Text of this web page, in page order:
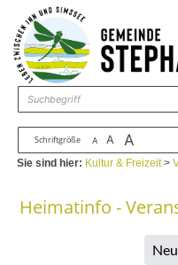
Zum Inhalt ,zur Navigation
Schriftgröße A A A
Sie sind hier: Kultur & Freizeit>
Heimatinfo -